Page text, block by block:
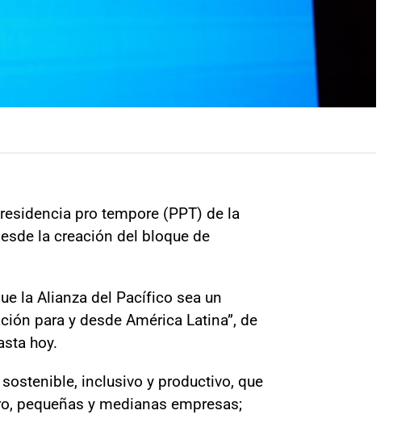
pro tempore (PPT) de la
la creación del bloque de
la Alianza del Pacífico sea un
para y desde América Latina”, de
hoy.
inclusivo y productivo, que
pequeñas y medianas empresas;